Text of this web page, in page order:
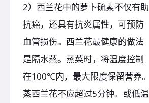
2）西兰花中的萝卜硫素不仅有助
抗癌，还具有抗炎属性，可预防
血管损伤。西兰花最健康的做法
是隔水蒸。蒸菜时，将温度控制
在100℃内，最大限度保留营养。
蒸西兰花不应超过5分钟。或低温